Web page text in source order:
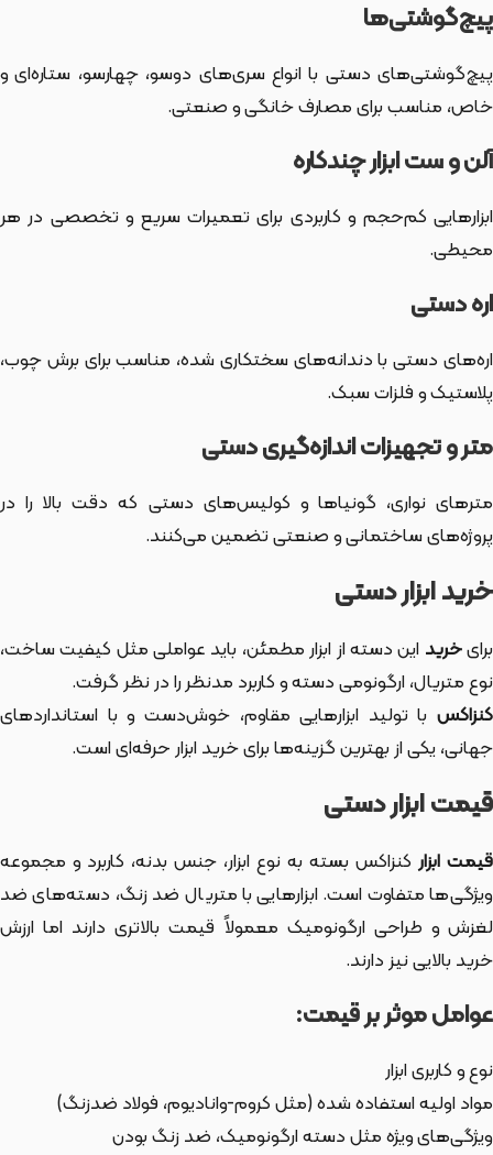
پیچ‌گوشتی‌ها
پیچ‌گوشتی‌های دستی با انواع سری‌های دوسو، چهارسو، ستاره‌ای و
خاص، مناسب برای مصارف خانگی و صنعتی.
آلن و ست ابزار چندکاره
ابزارهایی کم‌حجم و کاربردی برای تعمیرات سریع و تخصصی در هر
محیطی.
اره دستی
اره‌های دستی با دندانه‌های سختکاری شده، مناسب برای برش چوب،
پلاستیک و فلزات سبک.
متر و تجهیزات اندازه‌گیری دستی
مترهای نواری، گونیاها و کولیس‌های دستی که دقت بالا را در
پروژه‌های ساختمانی و صنعتی تضمین می‌کنند.
خرید ابزار دستی
برایخرید این دسته از ابزارمطمئن، باید عواملی مثل کیفیت ساخت،
نوع متریال، ارگونومی دسته و کاربرد مدنظر را در نظر گرفت.
کنزاکس با تولید ابزارهایی مقاوم، خوش‌دست و با استانداردهای
جهانی، یکی از بهترین گزینه‌ها برای خرید ابزار حرفه‌ای است.
قیمت ابزار دستی
قیمت ابزار کنزاکس بسته به نوع ابزار، جنس بدنه، کاربرد و مجموعه
ویژگی‌ها متفاوت است. ابزارهایی با متریال ضد زنگ، دسته‌های ضد
لغزش و طراحی ارگونومیک معمولاً قیمت بالاتری دارند اما ارزش
خرید بالایی نیز دارند.
عوامل موثر بر قیمت:
نوع و کاربری ابزار
مواد اولیه استفاده شده (مثل کروم-وانادیوم، فولاد ضدزنگ)
ویژگی‌های ویژه مثل دسته ارگونومیک، ضد زنگ بودن